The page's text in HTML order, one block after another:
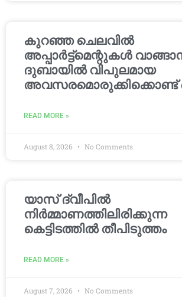
കുറഞ്ഞ ചെലവിൽ
അപ്പാർട്ട്മെന്റുകൾ
ദുബായിൽ വിപുലമായ
അവസരമൊരുക്കിക്കൊണ്ട്
READ MORE »
August 8, 2026 No Comments
യാസ് ദ്വീപിൽ
നിർമ്മാണത്തിലിരിക്കുന്ന
കെട്ടിടത്തിൽ തീപിടുത്തം
READ MORE »
August 7, 2026 No Comments